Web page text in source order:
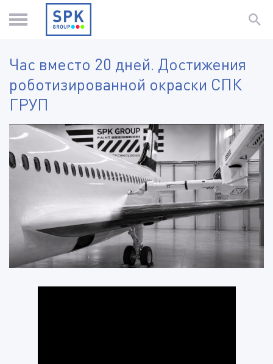
Час вместо 20 дней. Достижения
роботизированной окраски СПК
ГРУП